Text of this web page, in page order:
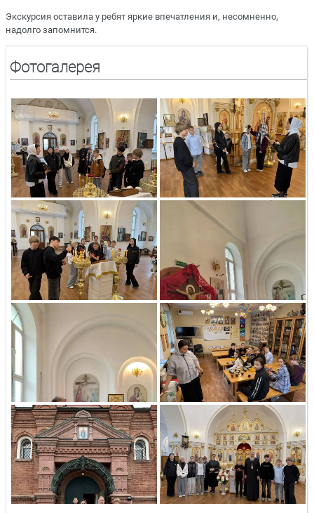
Экскурсия оставила у ребят яркие впечатления и, несомненно,
надолго запомнится.
Фотогалерея